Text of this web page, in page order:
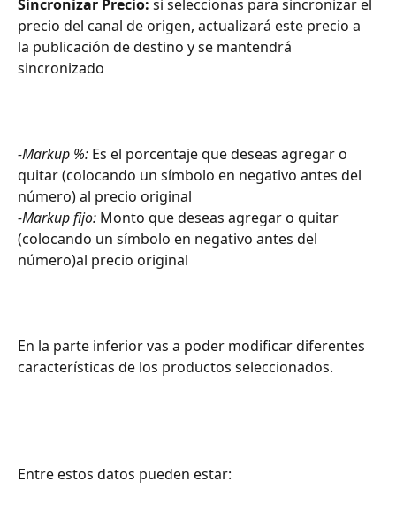
Sincronizar Precio: si seleccionas para sincronizar el
precio del canal de origen, actualizará este precio a
la publicación de destino y se mantendrá
sincronizado
-Markup %: Es el porcentaje que deseas agregar o
quitar (colocando un símbolo en negativo antes del
número) al precio original
-Markup fijo: Monto que deseas agregar o quitar
(colocando un símbolo en negativo antes del
número)al precio original
En la parte inferior vas a poder modificar diferentes
características de los productos seleccionados.
Entre estos datos pueden estar: